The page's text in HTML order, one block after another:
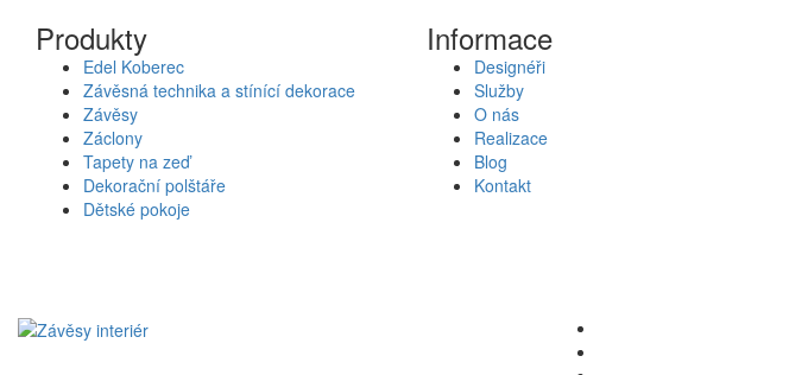
Produkty
Edel Koberec
Závěsná technika a stínící dekorace
Závěsy
Záclony
Tapety na zeď
Dekorační polštáře
Dětské pokoje
Informace
Designéři
Služby
O nás
Realizace
Blog
Kontakt